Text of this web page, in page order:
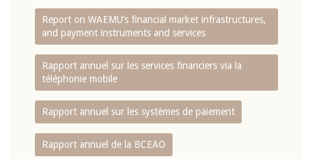
Report on WAEMU’s financial market infrastructures,
and payment instruments and services
Rapport annuel sur les services financiers via la
téléphonie mobile
Rapport annuel sur les systèmes de paiement
Rapport annuel de la BCEAO